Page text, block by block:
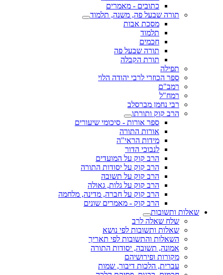
כתובים - מאמרים
תורה שבעל פה, משנה, תלמוד
מסכת אבות
תלמוד
חכמים
תורה שבעל פה
תורת הקבלה
תפילה
ספר הכוזרי לרבי יהודה הלוי
רמב"ם
רמח"ל
רבי נחמן מברסלב
הרב קוק ותורתו
ספר אורות - סיכומי שיעורים
אורות התורה
מידות הראי"ה
לנבוכי הדור
הרב קוק על המועדים
הרב קוק על יסודות התורה
הרב קוק על תשובה
הרב קוק על גלות, גאולה
הרב קוק על חברה, מדינה, מלחמה
הרב קוק - מאמרים שונים
שאלות ותשובות
שלח שאלה לרב
שאלות ותשובות לפי נושא
השאלות והתשובות לפי תאריך
אמונה, תשובה, יסודות התורה
מקורות ופירושיהם
עברית, הלכות דיבור, שמות